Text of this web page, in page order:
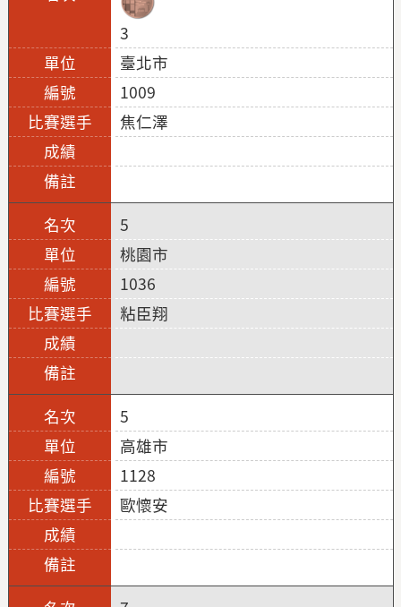
3
臺北市
1009
焦仁澤
5
桃園市
1036
粘臣翔
5
高雄市
1128
歐懷安